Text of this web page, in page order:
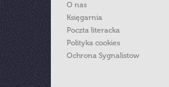
O nas
Księgarnia
Poczta literacka
Polityka cookies
Ochrona Sygnalistow